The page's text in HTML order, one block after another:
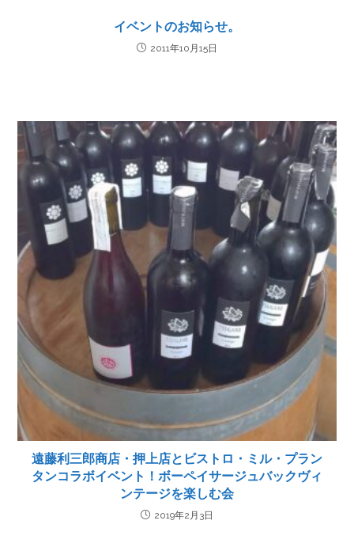
イベントのお知らせ。
2011年10月15日
遠藤利三郎商店・押上店とビストロ・ミル・プラン
タンコラボイベント！ボーペイサージュバックヴィ
ンテージを楽しむ会
2019年2月3日